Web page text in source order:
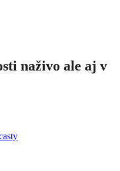
naživo ale aj v